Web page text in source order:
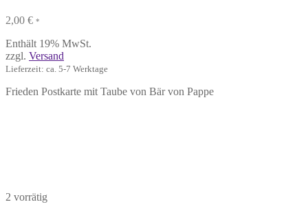
2,00 € *
Enthält 19% MwSt.
zzgl. Versand
Lieferzeit: ca. 5-7 Werktage
Frieden Postkarte mit Taube von Bär von Pappe
2 vorrätig